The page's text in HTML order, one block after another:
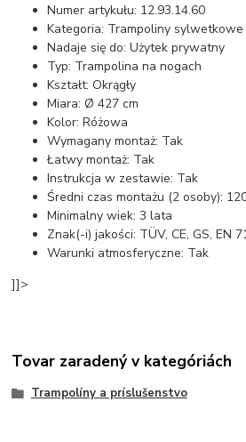
Numer artykułu: 12.93.14.60
Kategoria: Trampoliny sylwetkowe
Nadaje się do: Użytek prywatny
Typ: Trampolina na nogach
Kształt: Okrągły
Miara: Ø 427 cm
Kolor: Różowa
Wymagany montaż: Tak
Łatwy montaż: Tak
Instrukcja w zestawie: Tak
Średni czas montażu (2 osoby):
Minimalny wiek: 3 lata
Znak(-i) jakości: TÜV, CE, GS, EN
Warunki atmosferyczne: Tak
]]>
Tovar zaradený v kategóriách
Trampolíny a príslušenstvo